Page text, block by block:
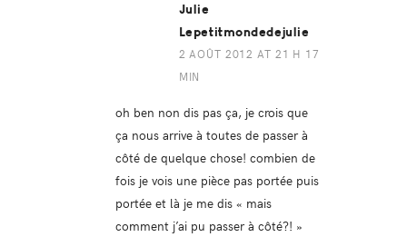
Julie
Lepetitmondedejulie
2 AOÛT 2012 AT 21 H 17
MIN
oh ben non dis pas ça, je crois que
ça nous arrive à toutes de passer à
côté de quelque chose! combien de
fois je vois une pièce pas portée puis
portée et là je me dis « mais
comment j’ai pu passer à côté?! »